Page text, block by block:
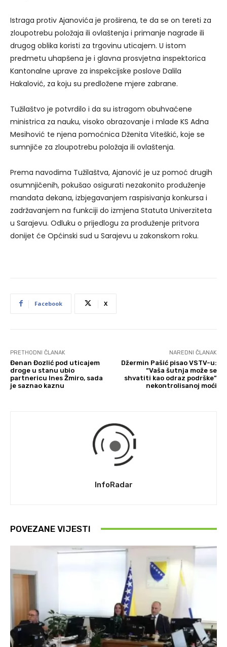
Istraga protiv Ajanovića je proširena, te da se on tereti za
zloupotrebu položaja ili ovlaštenja i primanje nagrade ili
drugog oblika koristi za trgovinu uticajem. U istom
predmetu uhapšena je i glavna prosvjetna inspektorica
Kantonalne uprave za inspekcijske poslove Dalila
Hakalović, za koju su predložene mjere zabrane.
Tužilaštvo je potvrdilo i da su istragom obuhvaćene
ministrica za nauku, visoko obrazovanje i mlade KS Adna
Mesihović te njena pomoćnica Dženita Viteškić, koje se
sumnjiče za zloupotrebu položaja ili ovlaštenja.
Prema navodima Tužilaštva, Ajanović je uz pomoć drugih
osumnjičenih, pokušao osigurati nezakonito produženje
mandata dekana, izbjegavanjem raspisivanja konkursa i
zadržavanjem na funkciji do izmjena Statuta Univerziteta
u Sarajevu. Odluku o prijedlogu za produženje pritvora
donijet će Općinski sud u Sarajevu u zakonskom roku.
Facebook X
PRETHODNI ČLANAK
Đenan Đozlić pod uticajem
droge u stanu ubio
partnericu Ines Žmiro, sada
je saznao kaznu
NAREDNI ČLANAK
Džermin Pašić pisao VSTV-u:
“Vaša šutnja može se
shvatiti kao odraz podrške”
nekontrolisanoj moći
InfoRadar
POVEZANE VIJESTI